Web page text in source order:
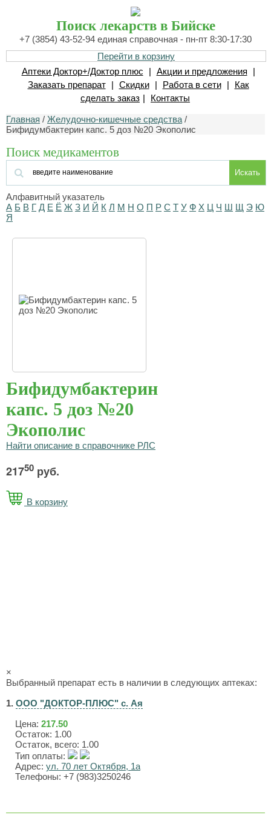
Поиск лекарств в Бийске
+7 (3854) 43-52-94 единая справочная - пн-пт 8:30-17:30
Перейти в корзину
Аптеки Доктор+/Доктор плюс
| Акции и предложения
|
Заказать препарат
| Скидки | Работа в сети |
Как
сделать заказ | Контакты
Главная / Желудочно-кишечные средства /
Бифидумбактерин капс. 5 доз №20 Экополис
Поиск медикаментов
Искать
Алфавитный указатель
А Б В Г Д Е Ё Ж З И Й К Л М Н О П Р С Т У Ф Х Ц Ч Ш Щ Э Ю
Я
Бифидумбактерин
капс. 5 доз №20
Экополис
Найти описание в справочнике РЛС
21750 руб.
В корзину
×
Выбранный препарат есть в наличии в следующих аптеках:
1. ООО "ДОКТОР-ПЛЮС" с. Ая
Цена: 217.50
Остаток: 1.00
Остаток, всего: 1.00
Тип оплаты:
Адрес: ул. 70 лет Октября, 1а
Телефоны: +7 (983)3250246